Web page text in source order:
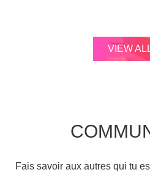
VIEW
Fais savoir aux autres qui tu